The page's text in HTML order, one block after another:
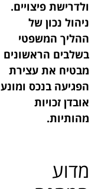
ולדרישת פיצויים.
ניהול נכון של
ההליך המשפטי
בשלבים הראשונים
מבטיח את עצירת
הפגיעה בנכס ומונע
אובדן זכויות
מהותיות.
מדוע